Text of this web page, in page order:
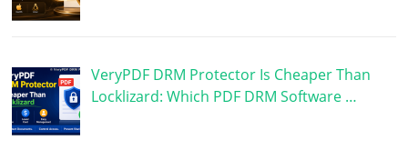
VeryPDF DRM Protector Is Cheaper Than
Locklizard: Which PDF DRM Software …